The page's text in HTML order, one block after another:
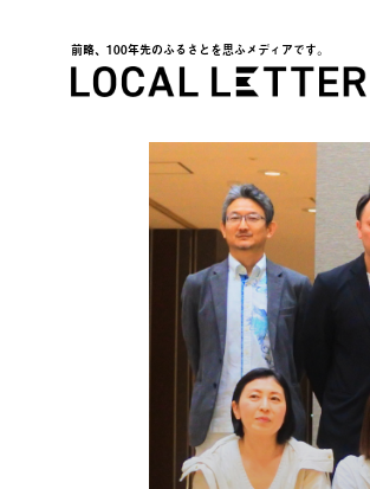
前略、100年先のふるさとを思ふメディアです。